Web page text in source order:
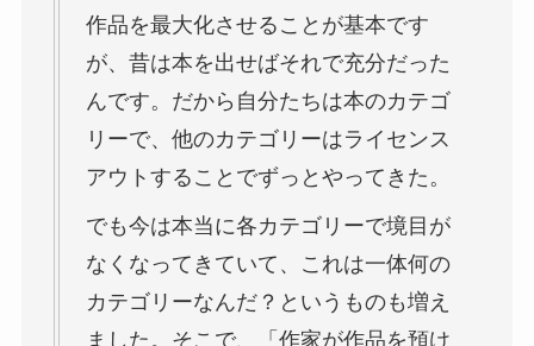
作品を最大化させることが基本です
が、昔は本を出せばそれで充分だった
んです。だから自分たちは本のカテゴ
リーで、他のカテゴリーはライセンス
アウトすることでずっとやってきた。
でも今は本当に各カテゴリーで境目が
なくなってきていて、これは一体何の
カテゴリーなんだ？というものも増え
ました。そこで、「作家が作品を預け